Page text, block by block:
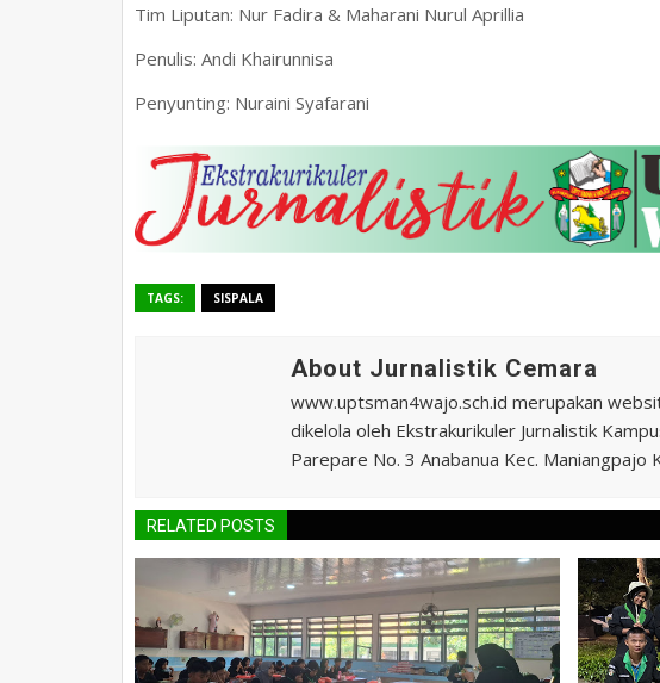
Tim Liputan: Nur Fadira & Maharani Nurul Aprillia
Penulis: Andi Khairunnisa
Penyunting: Nuraini Syafarani
TAGS: SISPALA
About Jurnalistik Cemara
www.uptsman4wajo.sch.id merupakan
dikelola oleh Ekstrakurikuler Jurnalistik
Parepare No. 3 Anabanua Kec. Maniangpajo
RELATED POSTS